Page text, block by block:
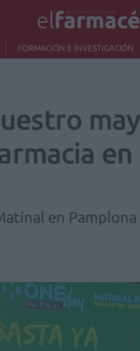
FORMACIÓN E INVESTIGACIÓN
en Pamplona